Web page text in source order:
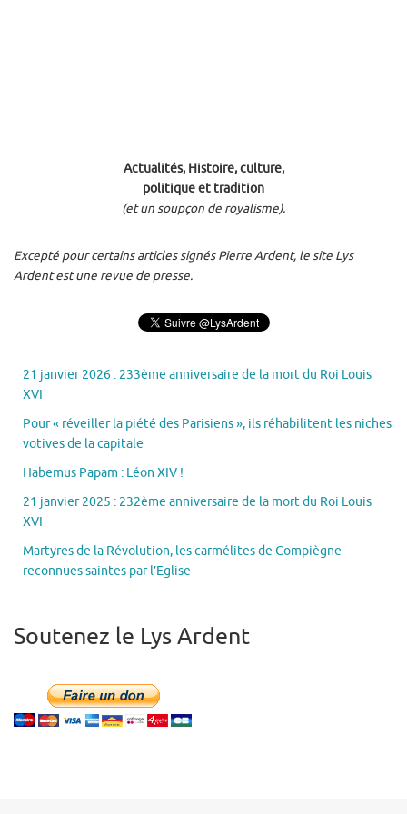
Actualités, Histoire, culture,
politique et tradition
(et un soupçon de royalisme).
Excepté pour certains articles signés Pierre Ardent, le site Lys
Ardent est une revue de presse.
21 janvier 2026 : 233ème anniversaire de la mort du Roi Louis
XVI
Pour « réveiller la piété des Parisiens », ils réhabilitent les niches
votives de la capitale
Habemus Papam : Léon XIV !
21 janvier 2025 : 232ème anniversaire de la mort du Roi Louis
XVI
Martyres de la Révolution, les carmélites de Compiègne
reconnues saintes par l’Eglise
Soutenez le Lys Ardent